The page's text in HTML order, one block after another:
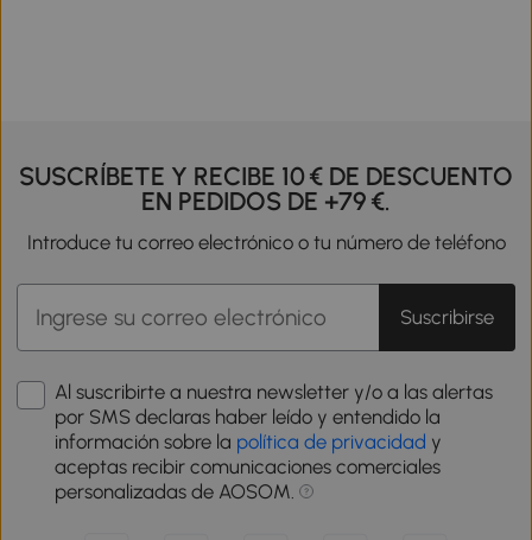
SUSCRÍBETE Y RECIBE 10 € DE DESCUENTO
EN PEDIDOS DE +79 €.
Introduce tu correo electrónico o tu número de teléfono
Suscribirse
Al suscribirte a nuestra newsletter y/o a las alertas
por SMS declaras haber leído y entendido la
información sobre la política de privacidad y
aceptas recibir comunicaciones comerciales
personalizadas de AOSOM.